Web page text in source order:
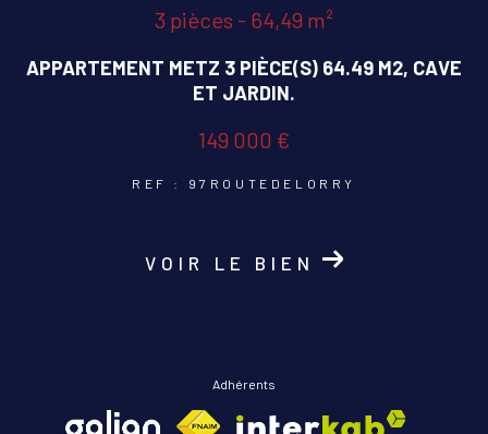
3 pièces - 64,49 m²
APPARTEMENT METZ 3 PIÈCE(S) 64.49 M2, CAVE
ET JARDIN.
149 000 €
REF : 97ROUTEDELORRY
VOIR LE BIEN
Adhérents
NOUVEAUTÉS